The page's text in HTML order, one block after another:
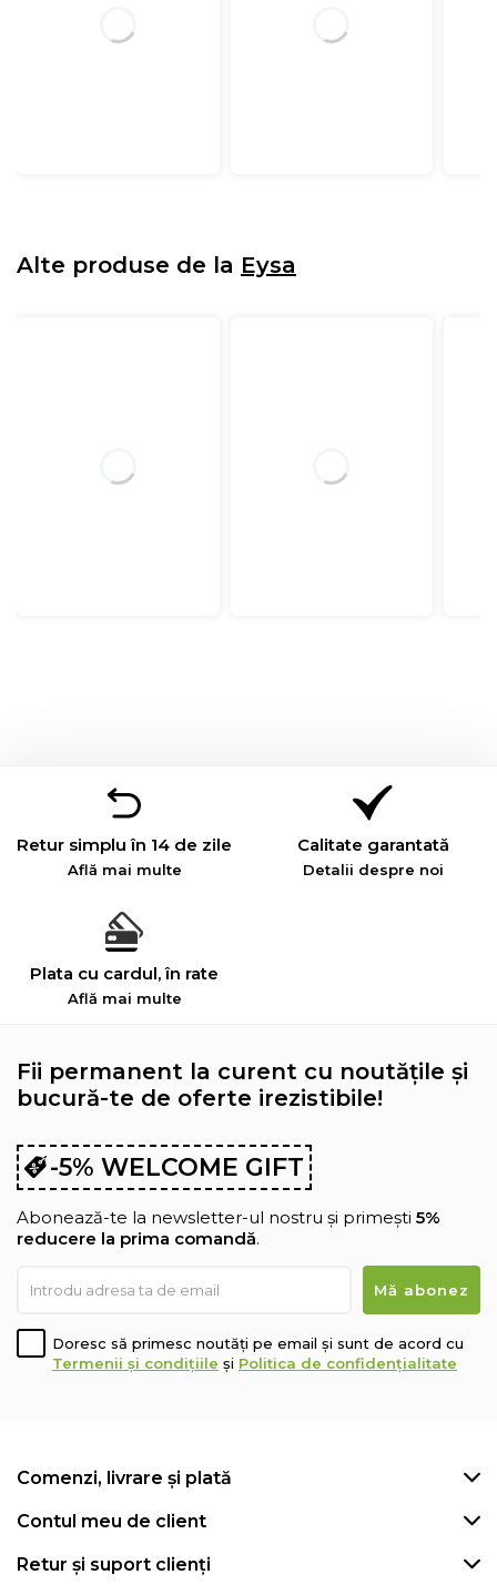
Alte produse de la Eysa
Retur simplu în 14 de zile
Află mai multe
Calitate garantată
Detalii despre noi
Plata cu cardul, în rate
Află mai multe
Fii permanent la curent cu noutățile și
bucură-te de oferte irezistibile!
-5% WELCOME GIFT
Abonează-te la newsletter-ul nostru și primești 5%
reducere la prima comandă.
Doresc să primesc noutăți pe email și sunt de acord cu
Termenii și condițiile și Politica de confidențialitate
Comenzi, livrare și plată
Contul meu de client
Retur și suport clienți